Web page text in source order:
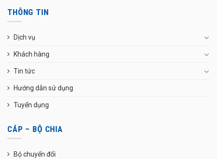
THÔNG TIN
Dịch vụ
Khách hàng
Tin tức
Hướng dẫn sử dụng
Tuyển dụng
CÁP – BỘ CHIA
Bộ chuyển đổi